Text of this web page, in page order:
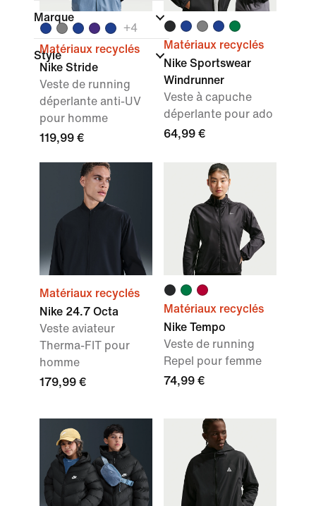
Marque
Style
+4
Matériaux recyclés
Nike Stride
Veste de running
déperlante anti-UV
pour homme
119,99 €
Matériaux recyclés
Nike Sportswear
Windrunner
Veste à capuche
déperlante pour ado
64,99 €
Matériaux recyclés
Nike 24.7 Octa
Veste aviateur
Therma-FIT pour
homme
179,99 €
Matériaux recyclés
Nike Tempo
Veste de running
Repel pour femme
74,99 €